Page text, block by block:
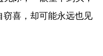
喜，却可能永远也见